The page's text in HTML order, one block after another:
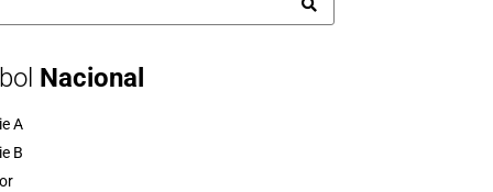
Nacional
A
B